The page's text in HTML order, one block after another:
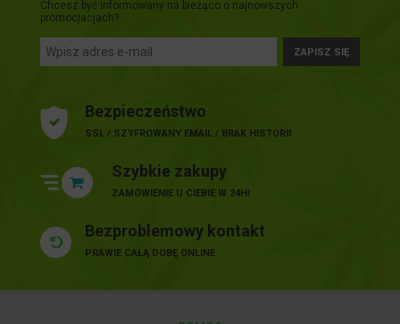
Chcesz być informowany na bieżąco o najnowszych
promocjacjach?
ZAPISZ SIĘ
Bezpieczeństwo
SSL / SZYFROWANY EMAIL / BRAK HISTORII
Szybkie zakupy
ZAMÓWIENIE U CIEBIE W 24H!
Bezproblemowy kontakt
PRAWIE CAŁĄ DOBĘ ONLINE